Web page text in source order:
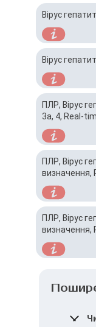
Вірус
Вірус
ПЛР, Вірус
3a, 4, Real-
ПЛР, Вірус
визначення,
ПЛР, Вірус
визначення,